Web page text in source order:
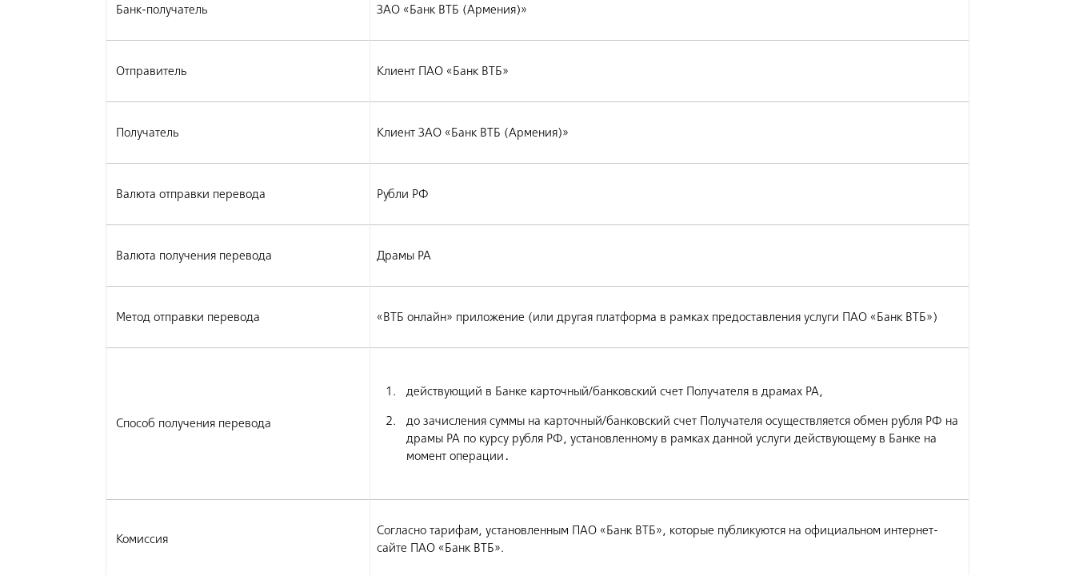
Банк-получатель ЗАО «Банк ВТБ (Армения)»
Отправитель Клиент ПАО «Банк ВТБ»
Получатель Клиент ЗАО «Банк ВТБ (Армения)»
Валюта отправки перевода Рубли РФ
Валюта получения перевода Драмы РА
Метод отправки перевода «ВТБ онлайн» приложение (или другая платформа в рамках предоставления услуги ПАО «Банк ВТБ»)
Способ получения перевода
действующий в Банке карточный/банковский счет Получателя в драмах РА,
до зачисления суммы на карточный/банковский счет Получателя осуществляется обмен рубля РФ на
драмы РА по курсу рубля РФ, установленному в рамках данной услуги действующему в Банке на
момент операции․
Комиссия
Согласно тарифам, установленным ПАО «Банк ВТБ», которые публикуются на официальном интернет-
сайте ПАО «Банк ВТБ».